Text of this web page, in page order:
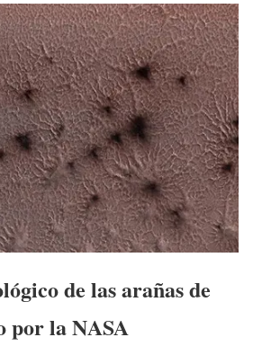
de las arañas de
por la NASA